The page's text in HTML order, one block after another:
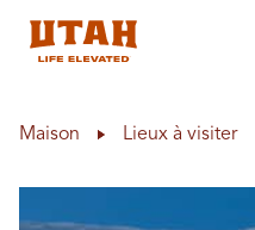
Maison Lieux à visiter